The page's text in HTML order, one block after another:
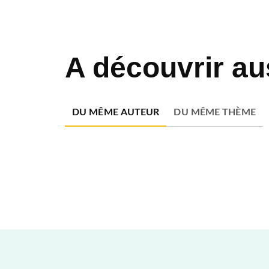
A découvrir
DU MÊME AUTEUR DU MÊME THÈME